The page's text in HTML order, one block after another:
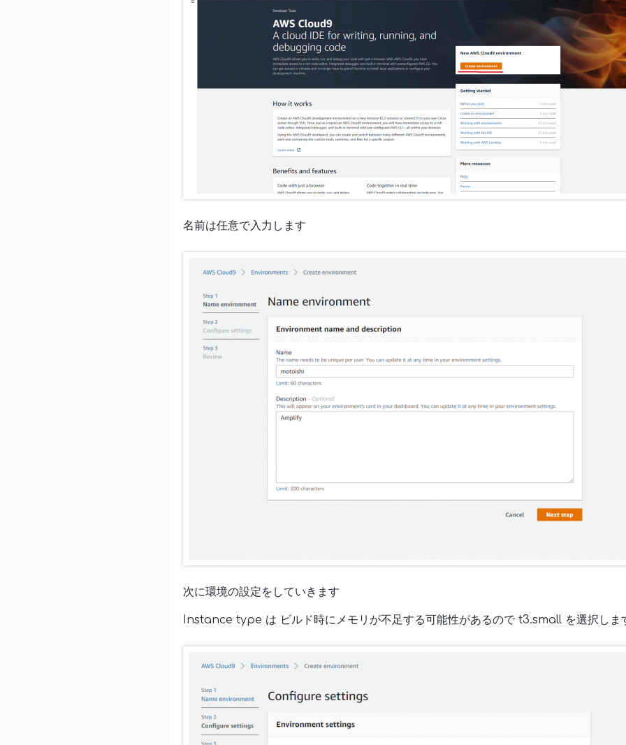
名前は任意で入力します
次に環境の設定をしていきます
Instance type は ビルド時にメモリが不足する可能性があるので t3.small を選択しま